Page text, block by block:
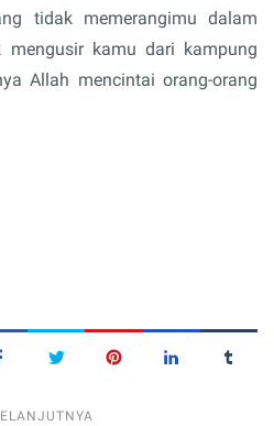
tidak memerangimu dalam
kamu dari kampung
Allah mencintai orang-orang